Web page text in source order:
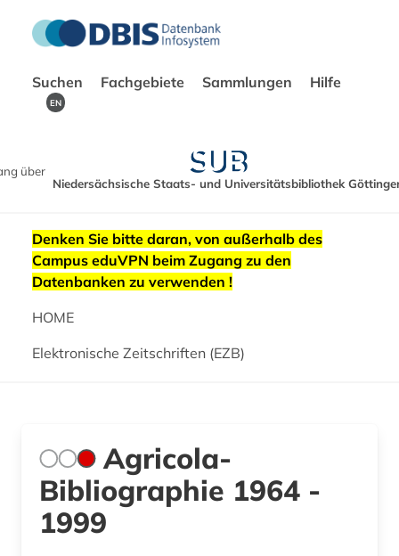
Suchen Fachgebiete Sammlungen Hilfe
EN
über
Niedersächsische Staats- und Universitätsbibliothek
Denken Sie bitte daran, von außerhalb des
Campus eduVPN beim Zugang zu den
Datenbanken zu verwenden !
HOME
Elektronische Zeitschriften (EZB)
Agricola-
Bibliographie 1964 -
1999